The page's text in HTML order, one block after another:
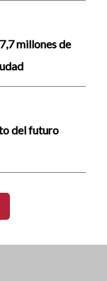
millones de
del futuro